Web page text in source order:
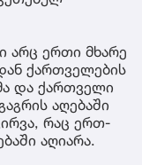
არც ერთი მხარე
ქართველების
და ქართველი
აღებაში
რაც ერთ-
აღიარა.